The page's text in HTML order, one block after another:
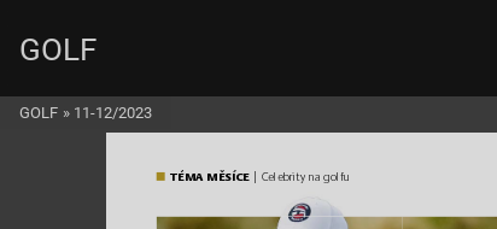
TÉMA MĚSÍCE | Celebrity na golfu
GOLF
GOLF » 11-12/2023